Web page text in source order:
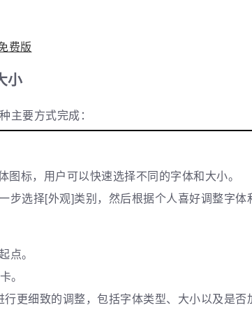
费版
小
主要方式完成：
标，用户可以快速选择不同的字体和大小。
步选择[外观]类别，然后根据个人喜好调整字体
点。
。
更细致的调整，包括字体类型、大小以及是否